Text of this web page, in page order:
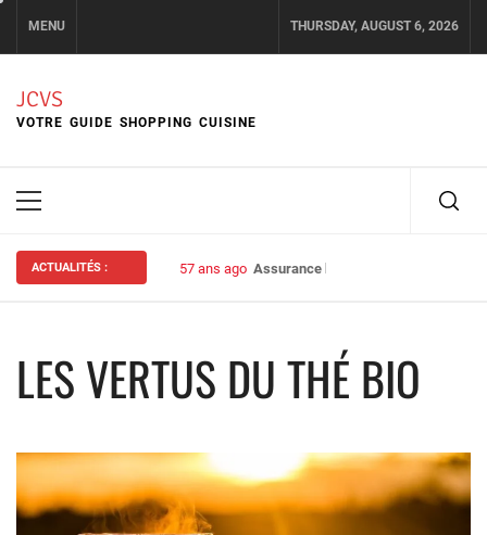
content
MENU THURSDAY, AUGUST 6, 2026
JCVS
VOTRE GUIDE SHOPPING CUISINE
Primary
ACTUALITÉS : 57 ans ago Assurance habitation : bien choisir
LES VERTUS DU THÉ BIO